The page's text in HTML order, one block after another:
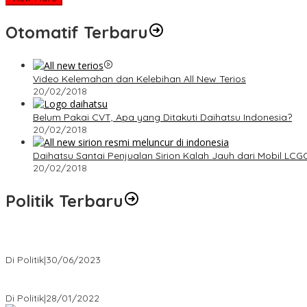
Otomatif Terbaru
Video Kelemahan dan Kelebihan All New Terios
20/02/2018
Belum Pakai CVT, Apa yang Ditakuti Daihatsu Indonesia?
20/02/2018
Daihatsu Santai Penjualan Sirion Kalah Jauh dari Mobil
20/02/2018
Politik Terbaru
Di Politik|30/06/2023
Di Politik|28/01/2022